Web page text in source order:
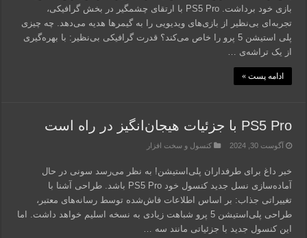
بازی خود برداشت. PS5 Pro با ارتقای چشمگیر در بخش گرافیکی،
تجربه‌ای بی‌نظیر از بازی‌های ویدیویی را به گیمرها هدیه می‌دهد. چه چیزی
پلی استیشن 5 پرو را خاص می‌کند؟ قدرت گرافیکی بی‌نظیر: با بهره‌گیری
از یک تراشه‌ی …
ادامه پست »
PS5 Pro با جزئیات هیجان‌انگیز در راه است
آگوست 30, 2024 کنسول و سخت افزار
خبر داغ برای طرفداران پلی‌استیشن! به نظر می‌رسد سونی در حال
آماده‌سازی نسل جدید کنسول خود PS5 Pro باشد. طراحی آشنا با
تغییراتی جذاب: بر اساس اطلاعات فاش‌شده توسط رسانه‌های معتبر،
طراحی پلی‌استیشن 5 پرو شباهت زیادی به نسخه اسلیم خواهد داشت. اما
این کنسول جدید با جزئیاتی مانند سه …